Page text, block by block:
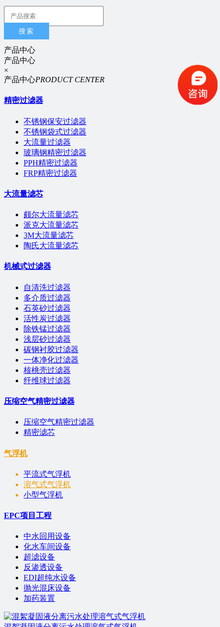
搜索
产品中心
产品中心
×
产品中心PRODUCT CENTER
精密过滤器
不锈钢保安过滤器
不锈钢袋式过滤器
大流量过滤器
玻璃钢精密过滤器
PPH精密过滤器
FRP精密过滤器
大流量滤芯
颇尔大流量滤芯
派克大流量滤芯
3M大流量滤芯
陶氏大流量滤芯
机械式过滤器
自清洗过滤器
多介质过滤器
石英砂过滤器
活性炭过滤器
除铁锰过滤器
浅层砂过滤器
碳钢衬胶过滤器
一体净化过滤器
核桃壳过滤器
纤维球过滤器
压缩空气精密过滤器
压缩空气精密过滤器
精密滤芯
气浮机
平流式气浮机
溶气式气浮机
小型气浮机
EPC项目工程
中水回用设备
化水车间设备
超滤设备
反渗透设备
EDI超纯水设备
抛光混床设备
加药装置